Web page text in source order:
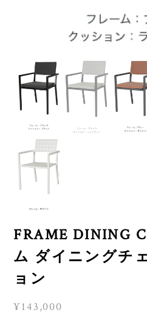
FRAME DINING
ム ダイニングチ
ョン
¥143,000